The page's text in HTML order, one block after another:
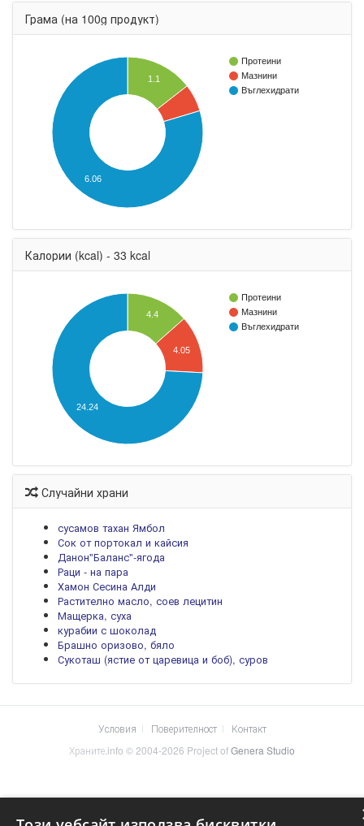
Грама (на 100g продукт)
Протеини
Мазнини
Въглехидрати
1.1
6.06
Калории (kcal) - 33 kcal
Протеини
Мазнини
Въглехидрати
4.4
4.05
24.24
Случайни храни
сусамов тахан Ямбол
Сок от портокал и кайсия
Данон"Баланс"-ягода
Раци - на пара
Хамон Сесина Алди
Растително масло, соев лецитин
Мащерка, суха
курабии с шоколад
Брашно оризово, бяло
Сукоташ (ястие от царевица и боб), суров
Условия Поверителност
Контакт
Храните.info © 2004-2026 Project ofGenera Studio